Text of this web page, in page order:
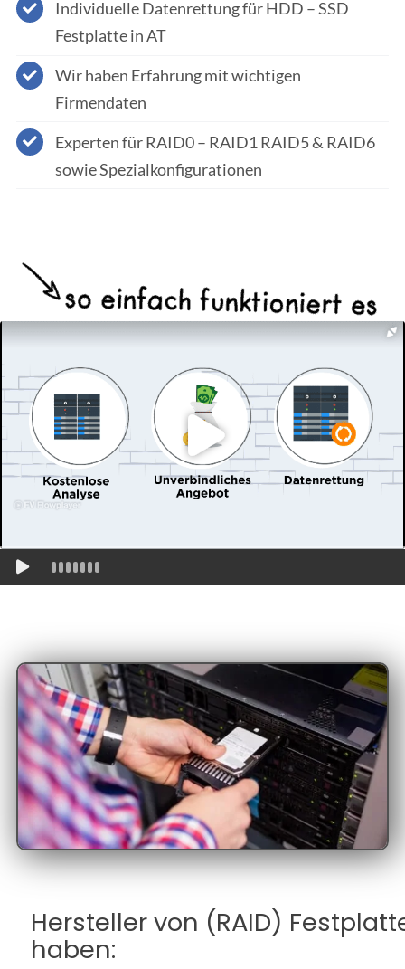
Individuelle Datenrettung für HDD – SSD
Festplatte in AT
Wir haben Erfahrung mit wichtigen
Firmendaten
Experten für RAID0 – RAID1 RAID5 & RAID6
sowie Spezialkonfigurationen
Hersteller von (RAID)
haben: